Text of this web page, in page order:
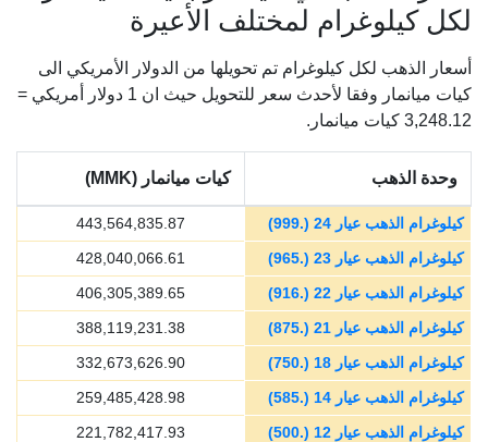
لكل كيلوغرام لمختلف الأعيرة
أسعار الذهب لكل كيلوغرام تم تحويلها من الدولار الأمريكي الى
كيات ميانمار وفقا لأحدث سعر للتحويل حيث ان 1 دولار أمريكي =
3,248.12 كيات ميانمار.
وحدة الذهب كيات ميانمار (MMK)
كيلوغرام الذهب عيار 24 (.999)
443,564,835.87
كيلوغرام الذهب عيار 23 (.965)
428,040,066.61
كيلوغرام الذهب عيار 22 (.916)
406,305,389.65
كيلوغرام الذهب عيار 21 (.875)
388,119,231.38
كيلوغرام الذهب عيار 18 (.750)
332,673,626.90
كيلوغرام الذهب عيار 14 (.585)
259,485,428.98
كيلوغرام الذهب عيار 12 (.500)
221,782,417.93